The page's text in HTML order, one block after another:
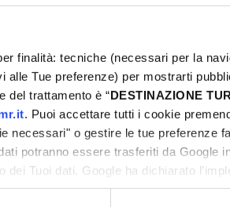
finalità: tecniche (necessari per la
alle Tue preferenze) per mostrarti
del trattamento è “DESTINAZIONE
. Puoi accettare tutti i cookie
necessari" o gestire le tue preferenze
potranno essere trasferiti da Google
Tuoi dati. Google ha dichiarato
valutato essere sufficienti.